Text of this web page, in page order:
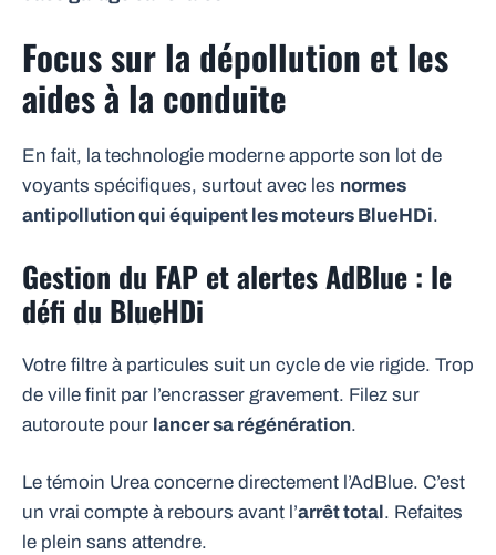
Focus sur la dépollution et les
aides à la conduite
En fait, la technologie moderne apporte son lot de
voyants spécifiques, surtout avec les normes
antipollution qui équipent les moteurs BlueHDi.
Gestion du FAP et alertes AdBlue : le
défi du BlueHDi
Votre filtre à particules suit un cycle de vie rigide. Trop
de ville finit par l’encrasser gravement. Filez sur
autoroute pour lancer sa régénération.
Le témoin Urea concerne directement l’AdBlue. C’est
un vrai compte à rebours avant l’arrêt total. Refaites
le plein sans attendre.